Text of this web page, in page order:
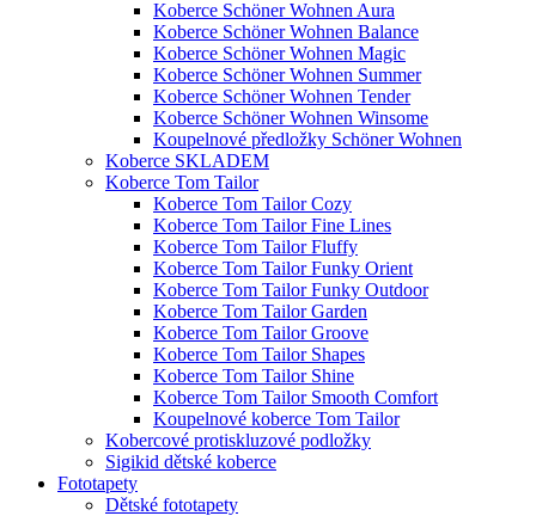
Koberce Schöner Wohnen Aura
Koberce Schöner Wohnen Balance
Koberce Schöner Wohnen Magic
Koberce Schöner Wohnen Summer
Koberce Schöner Wohnen Tender
Koberce Schöner Wohnen Winsome
Koupelnové předložky Schöner Wohnen
Koberce SKLADEM
Koberce Tom Tailor
Koberce Tom Tailor Cozy
Koberce Tom Tailor Fine Lines
Koberce Tom Tailor Fluffy
Koberce Tom Tailor Funky Orient
Koberce Tom Tailor Funky Outdoor
Koberce Tom Tailor Garden
Koberce Tom Tailor Groove
Koberce Tom Tailor Shapes
Koberce Tom Tailor Shine
Koberce Tom Tailor Smooth Comfort
Koupelnové koberce Tom Tailor
Kobercové protiskluzové podložky
Sigikid dětské koberce
Fototapety
Dětské fototapety